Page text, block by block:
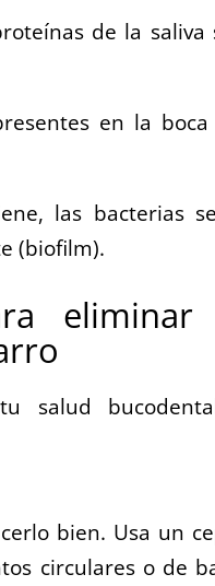
de la saliva
en la
las bacterias
(biofilm).
salud
bien. Usa un
circulares o de